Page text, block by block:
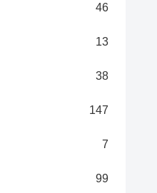
46
13
38
147
7
99